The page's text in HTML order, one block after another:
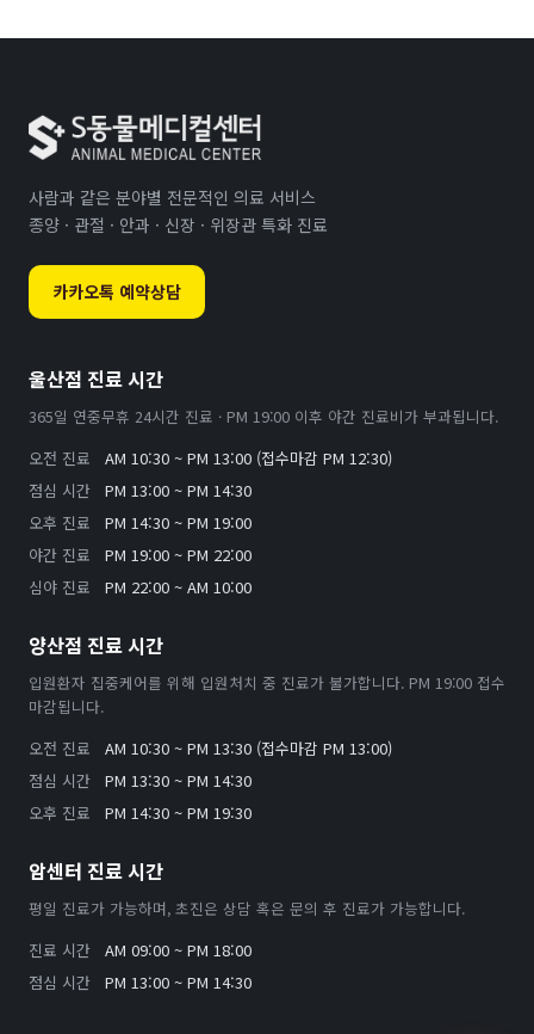
사람과 같은 분야별 전문적인 의료 서비스
종양 · 관절 · 안과 · 신장 · 위장관 특화 진료
카카오톡 예약상담
울산점 진료 시간
365일 연중무휴 24시간 진료 · PM 19:00 이후 야간 진료비가 부과됩니다.
오전 진료
AM 10:30 ~ PM 13:00 (접수마감 PM 12:30)
점심 시간
PM 13:00 ~ PM 14:30
오후 진료
PM 14:30 ~ PM 19:00
야간 진료
PM 19:00 ~ PM 22:00
심야 진료
PM 22:00 ~ AM 10:00
양산점 진료 시간
입원환자 집중케어를 위해 입원처치 중 진료가 불가합니다. PM 19:00 접수
마감됩니다.
오전 진료
AM 10:30 ~ PM 13:30 (접수마감 PM 13:00)
점심 시간
PM 13:30 ~ PM 14:30
오후 진료
PM 14:30 ~ PM 19:30
암센터 진료 시간
평일 진료가 가능하며, 초진은 상담 혹은 문의 후 진료가 가능합니다.
진료 시간
AM 09:00 ~ PM 18:00
점심 시간
PM 13:00 ~ PM 14:30